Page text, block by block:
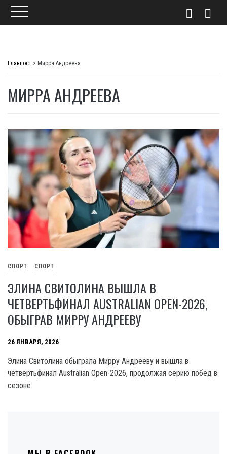
Главпост > Мирра Андреева
МИРРА АНДРЕЕВА
СПОРТ СПОРТ
ЭЛИНА СВИТОЛИНА ВЫШЛА В
ЧЕТВЕРТЬФИНАЛ AUSTRALIAN OPEN-2026,
ОБЫГРАВ МИРРУ АНДРЕЕВУ
26 ЯНВАРЯ, 2026
Элина Свитолина обыграла Мирру Андрееву и вышла в
четвертьфинал Australian Open-2026, продолжая серию побед в
сезоне.